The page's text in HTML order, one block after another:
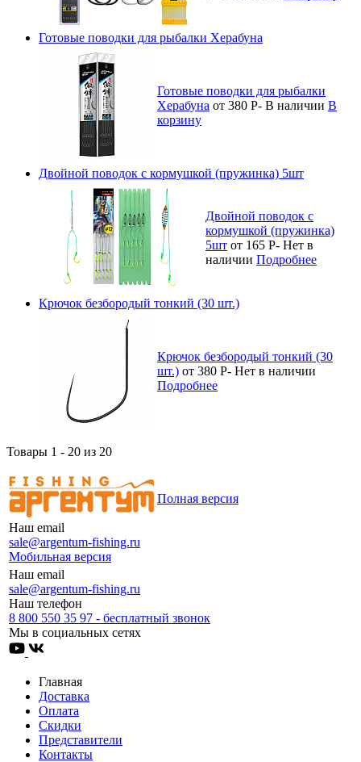
Готовые поводки для рыбалки Херабуна
Готовые поводки для рыбалки
Херабуна от 380 Р- В наличии В
корзину
Двойной поводок с кормушкой (пружинка) 5шт
Двойной поводок с
кормушкой (пружинка)
5шт от 165 Р- Нет в
наличии Подробнее
Крючок безбородый тонкий (30 шт.)
Крючок безбородый тонкий (30
шт.) от 380 Р- Нет в наличии
Подробнее
Товары 1 - 20 из 20
Наш email
sale@argentum-fishing.ru
Мобильная версия
Полная версия
Наш email
sale@argentum-fishing.ru
Наш телефон
8 800 550 35 97 - бесплатный звонок
Мы в социальных сетях
Главная
Доставка
Оплата
Скидки
Представители
Контакты